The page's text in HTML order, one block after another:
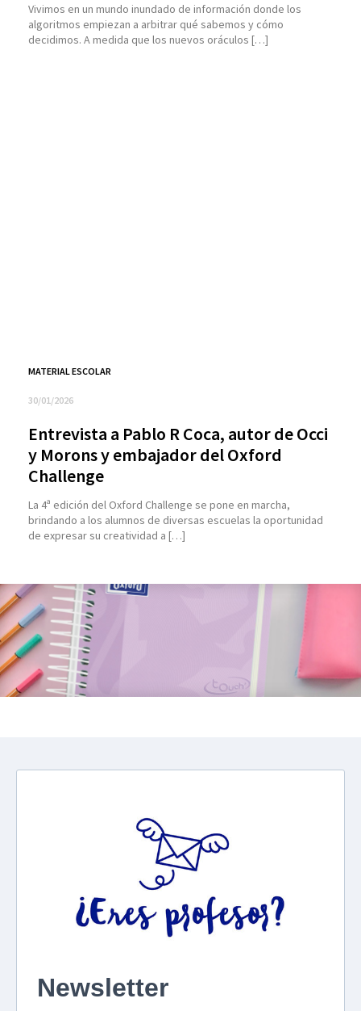
Vivimos en un mundo inundado de información donde los
algoritmos empiezan a arbitrar qué sabemos y cómo
decidimos. A medida que los nuevos oráculos […]
MATERIAL ESCOLAR
30/01/2026
Entrevista a Pablo R Coca, autor de Occi
y Morons y embajador del Oxford
Challenge
La 4ª edición del Oxford Challenge se pone en marcha,
brindando a los alumnos de diversas escuelas la oportunidad
de expresar su creatividad a […]